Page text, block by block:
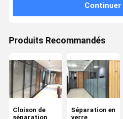
Continuer
Produits Recommandés
Cloison de
séparation
Séparation en
verre